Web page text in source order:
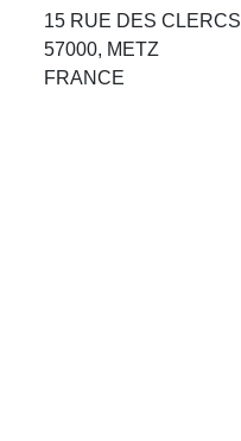
15 RUE DES CLERCS
57000, METZ
FRANCE